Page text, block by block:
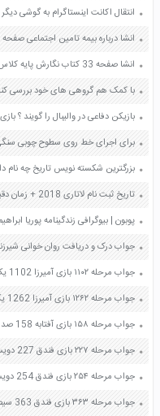
انتقال اکانت اینستاگرام به گوشی دیگر
انشا درباره بیمه تامین اجتماعی صفحه 92 نگارش هشتم از نگاه خوشه های نمودار
انشا صفحه 33 کتاب نگارش پایه کلاس هفتم
بازیکن دفاعی در والیبال را گویند ؟
بزرگترین شکسته نویس تاریخ چه نام دارد صفحه 98
تاریخ ثبت نام لاتاری 2018 + زمان دقیق لینک سایت ثبت نام
پوبون | بیوگرافی زندگینامه پوریا
جواب درک و دریافت روان خوانی شیرزنان
جواب مرحله ۱۱۰۲ بازی آمیرزا 1102 یک هزار و صد و دو پاسخ
جواب مرحله ۱۲۶۲ بازی آمیرزا 1262 یک هزار و دویست و شصت و دو پاسخ
جواب مرحله ۱۵۸ بازی آفتابه 158 صد و پنجاه و هشت پاسخ
جواب مرحله ۲۲۷ بازی فندق 227 دویست و بیست و هفت پاسخ
جواب مرحله ۲۵۴ بازی فندق 254 دویست و پنجاه و چهار پاسخ
جواب مرحله ۳۶۳ بازی فندق 363 سیصد و شصت و سه پاسخ